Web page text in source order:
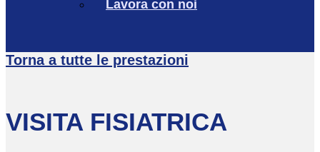
Lavora con noi
Torna a tutte le prestazioni
VISITA FISIATRICA